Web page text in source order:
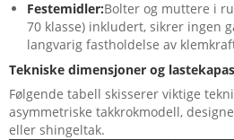
Festemidler:Bolter og muttere i
70 klasse) inkludert, sikrer ingen
langvarig fastholdelse av
Tekniske dimensjoner og
Følgende tabell skisserer viktige
asymmetriske takkrokmodell,
eller shingeltak.